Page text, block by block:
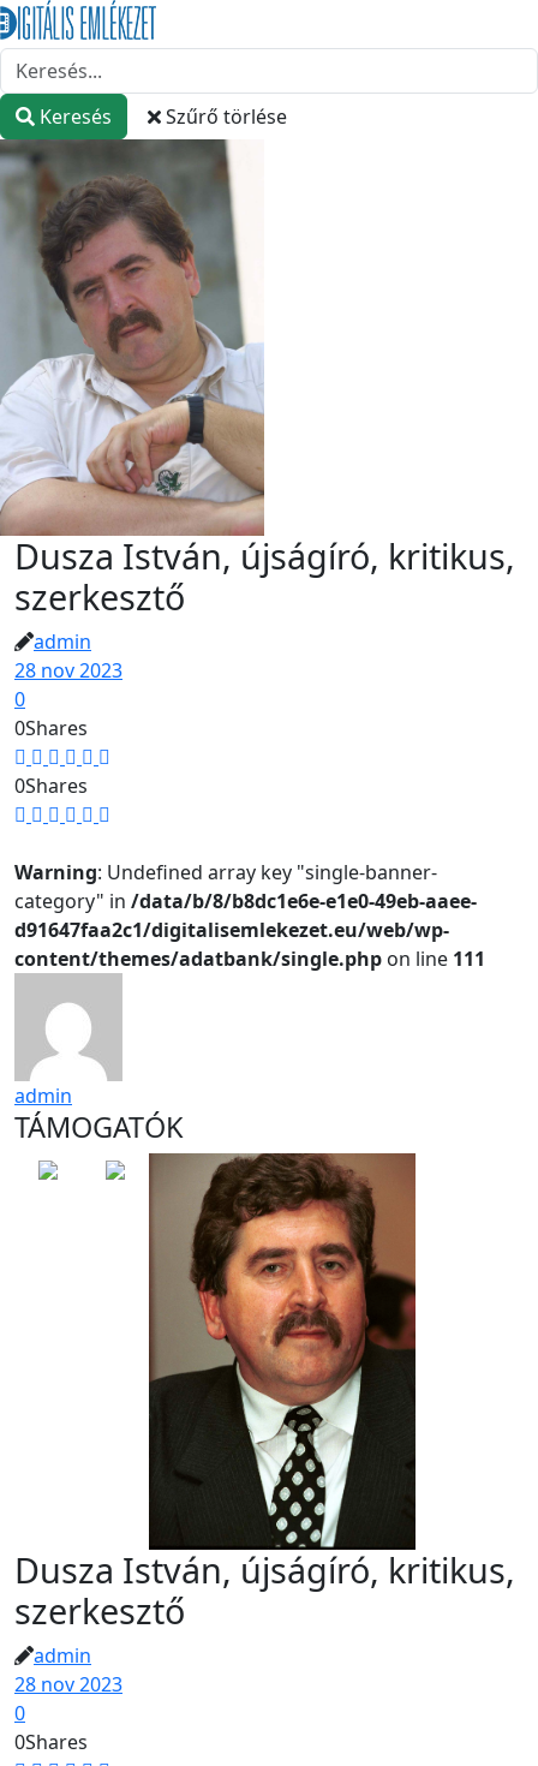
Keresés Szűrő törlése
Dusza István, újságíró, kritikus,
szerkesztő
admin
28 nov 2023
0
0Shares
0Shares
Warning: Undefined array key "single-banner-
category" in /data/b/8/b8dc1e6e-e1e0-49eb-aaee-
d91647faa2c1/digitalisemlekezet.eu/web/wp-
content/themes/adatbank/single.php on line 111
admin
TÁMOGATÓK
Dusza István, újságíró, kritikus,
szerkesztő
admin
28 nov 2023
0
0Shares